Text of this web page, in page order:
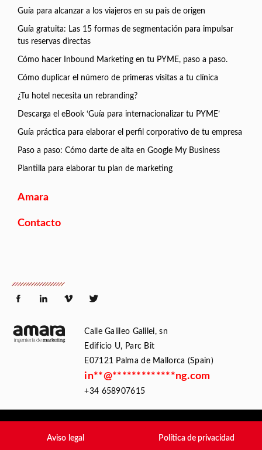
Guía para alcanzar a los viajeros en su país de origen
Guía gratuita: Las 15 formas de segmentación para impulsar
tus reservas directas
Cómo hacer Inbound Marketing en tu PYME, paso a paso.
Cómo duplicar el número de primeras visitas a tu clínica
¿Tu hotel necesita un rebranding?
Descarga el eBook ‘Guía para internacionalizar tu PYME’
Guía práctica para elaborar el perfil corporativo de tu empresa
Paso a paso: Cómo darte de alta en Google My Business
Plantilla para elaborar tu plan de marketing
Amara
Contacto
Calle Galileo Galilei, sn
Edificio U, Parc Bit
E07121 Palma de Mallorca (Spain)
in**@*************ng.com
+34 658907615
Aviso legal Política de privacidad